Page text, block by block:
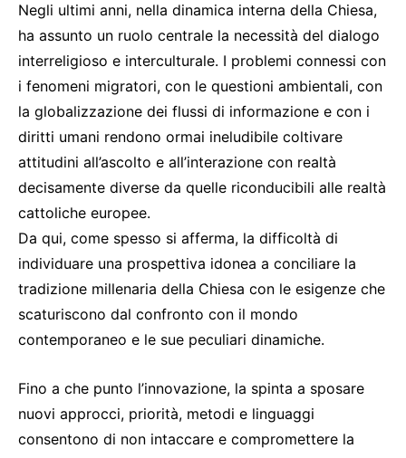
Negli ultimi anni, nella dinamica interna della Chiesa,
ha assunto un ruolo centrale la necessità del dialogo
interreligioso e interculturale. I problemi connessi con
i fenomeni migratori, con le questioni ambientali, con
la globalizzazione dei flussi di informazione e con i
diritti umani rendono ormai ineludibile coltivare
attitudini all’ascolto e all’interazione con realtà
decisamente diverse da quelle riconducibili alle realtà
cattoliche europee.
Da qui, come spesso si afferma, la difficoltà di
individuare una prospettiva idonea a conciliare la
tradizione millenaria della Chiesa con le esigenze che
scaturiscono dal confronto con il mondo
contemporaneo e le sue peculiari dinamiche.
Fino a che punto l’innovazione, la spinta a sposare
nuovi approcci, priorità, metodi e linguaggi
consentono di non intaccare e compromettere la